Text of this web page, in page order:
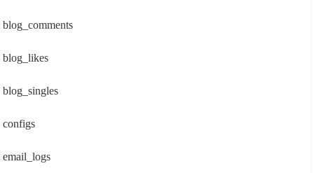
blog_comments
blog_likes
blog_singles
configs
email_logs